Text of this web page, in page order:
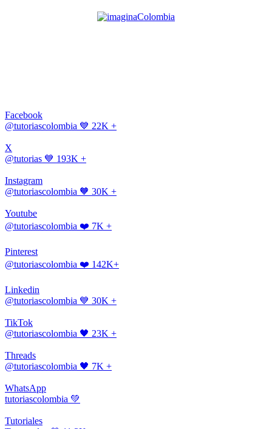
Facebook
@tutoriascolombia 💙 22K +
X
@tutorias 💙 193K +
Instagram
@tutoriascolombia 🧡 30K +
Youtube
@tutoriascolombia ❤️ 7K +
Pinterest
@tutoriascolombia ❤️ 142K+
Linkedin
@tutoriascolombia 💙 30K +
TikTok
@tutoriascolombia 🖤 23K +
Threads
@tutoriascolombia 🖤 7K +
WhatsApp
tutoriascolombia 💚
Tutoriales